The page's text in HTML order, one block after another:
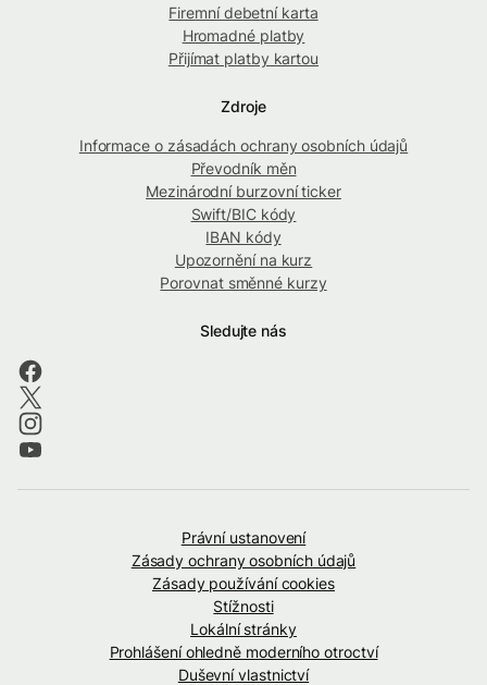
Firemní debetní karta
Hromadné platby
Přijímat platby kartou
Zdroje
Informace o zásadách ochrany osobních údajů
Převodník měn
Mezinárodní burzovní ticker
Swift/BIC kódy
IBAN kódy
Upozornění na kurz
Porovnat směnné kurzy
Sledujte nás
Právní ustanovení
Zásady ochrany osobních údajů
Zásady používání cookies
Stížnosti
Lokální stránky
Prohlášení ohledně moderního otroctví
Duševní vlastnictví